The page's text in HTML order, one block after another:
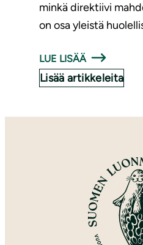
minkä direktiivi
on osa yleistä
LUE LISÄÄ
Lisää artikkeleita